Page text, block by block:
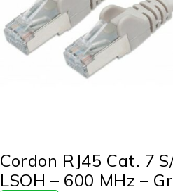
Cordon RJ45 Cat. 7
LSOH – 600 MHz –